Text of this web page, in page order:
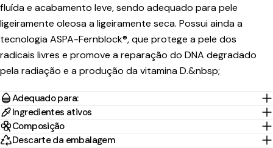
fluída e acabamento leve, sendo adequado para pele
ligeiramente oleosa a ligeiramente seca. Possui ainda a
tecnologia ASPA-Fernblock®, que protege a pele dos
radicais livres e promove a reparação do DNA degradado
pela radiação e a produção da vitamina D.&nbsp;
Adequado para:
Ingredientes ativos
Composição
Descarte da embalagem
País/Região Transportadora
de
Envio
Preço
Portes
Portugal
Continental
Nacex 3,95€45.00€